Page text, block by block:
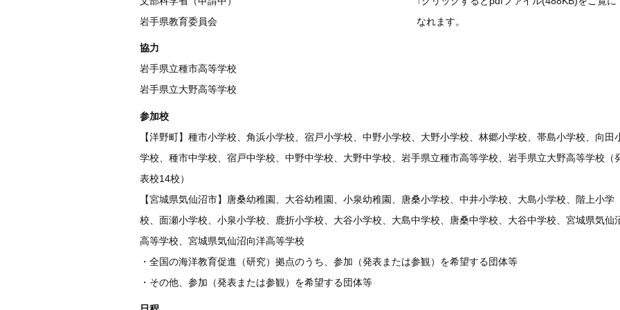
なれます。
岩手県教育委員会
協力
岩手県立種市高等学校
岩手県立大野高等学校
参加校
【洋野町】種市小学校、角浜小学校、宿戸小学校、中野小学校、大野小学校、林郷小学校、帯島小学校、向田
学校、種市中学校、宿戸中学校、中野中学校、大野中学校、岩手県立種市高等学校、岩手県立大野高等学校（
表校14校）
【宮城県気仙沼市】唐桑幼稚園、大谷幼稚園、小泉幼稚園、唐桑小学校、中井小学校、大島小学校、階上小学
校、面瀬小学校、小泉小学校、鹿折小学校、大谷小学校、大島中学校、唐桑中学校、大谷中学校、宮城県気仙
高等学校、宮城県気仙沼向洋高等学校
・全国の海洋教育促進（研究）拠点のうち、参加（発表または参観）を希望する団体等
・その他、参加（発表または参観）を希望する団体等